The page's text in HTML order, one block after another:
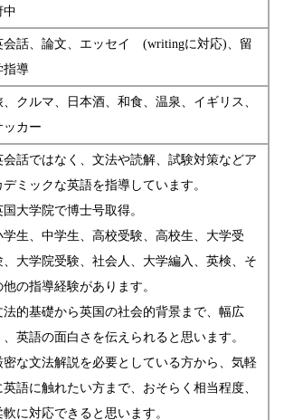
中
会話、論文、エッセイ (writingに対応)、留
指導
、クルマ、日本酒、和食、温泉、イギリス、
ッカー
会話ではなく、文法や読解、試験対策などア
デミックな英語を指導しています。
国大学院で博士号取得。
学生、中学生、高校受験、高校生、大学受
、大学院受験、社会人、大学編入、英検、そ
他の指導経験があります。
法的基礎から英国の社会的背景まで、幅広
、英語の面白さを伝えられると思います。
密な文法解説を必要としている方から、気軽
英語に触れたい方まで、おそらく相当程度、
軟に対応できると思います。